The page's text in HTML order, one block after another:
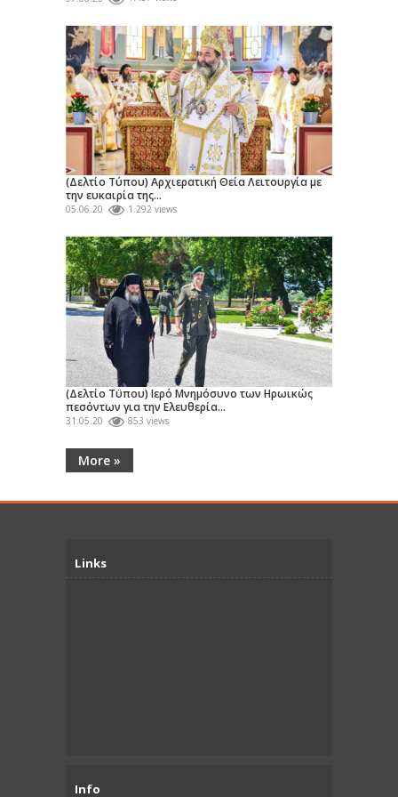
(Δελτίο Τύπου) Αρχιερατική Θεία Λειτουργία με
την ευκαιρία της...
05.06.20 1.292 views
(Δελτίο Τϋπου) Ιερό Μνημόσυνο των Ηρωικώς
πεσόντων για την Ελευθερία...
31.05.20 853 views
More »
Links
Info